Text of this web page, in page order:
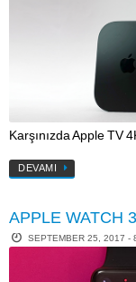
Karşınızda Apple TV
DEVAMI
APPLE WATCH 3
SEPTEMBER 25, 2017 -